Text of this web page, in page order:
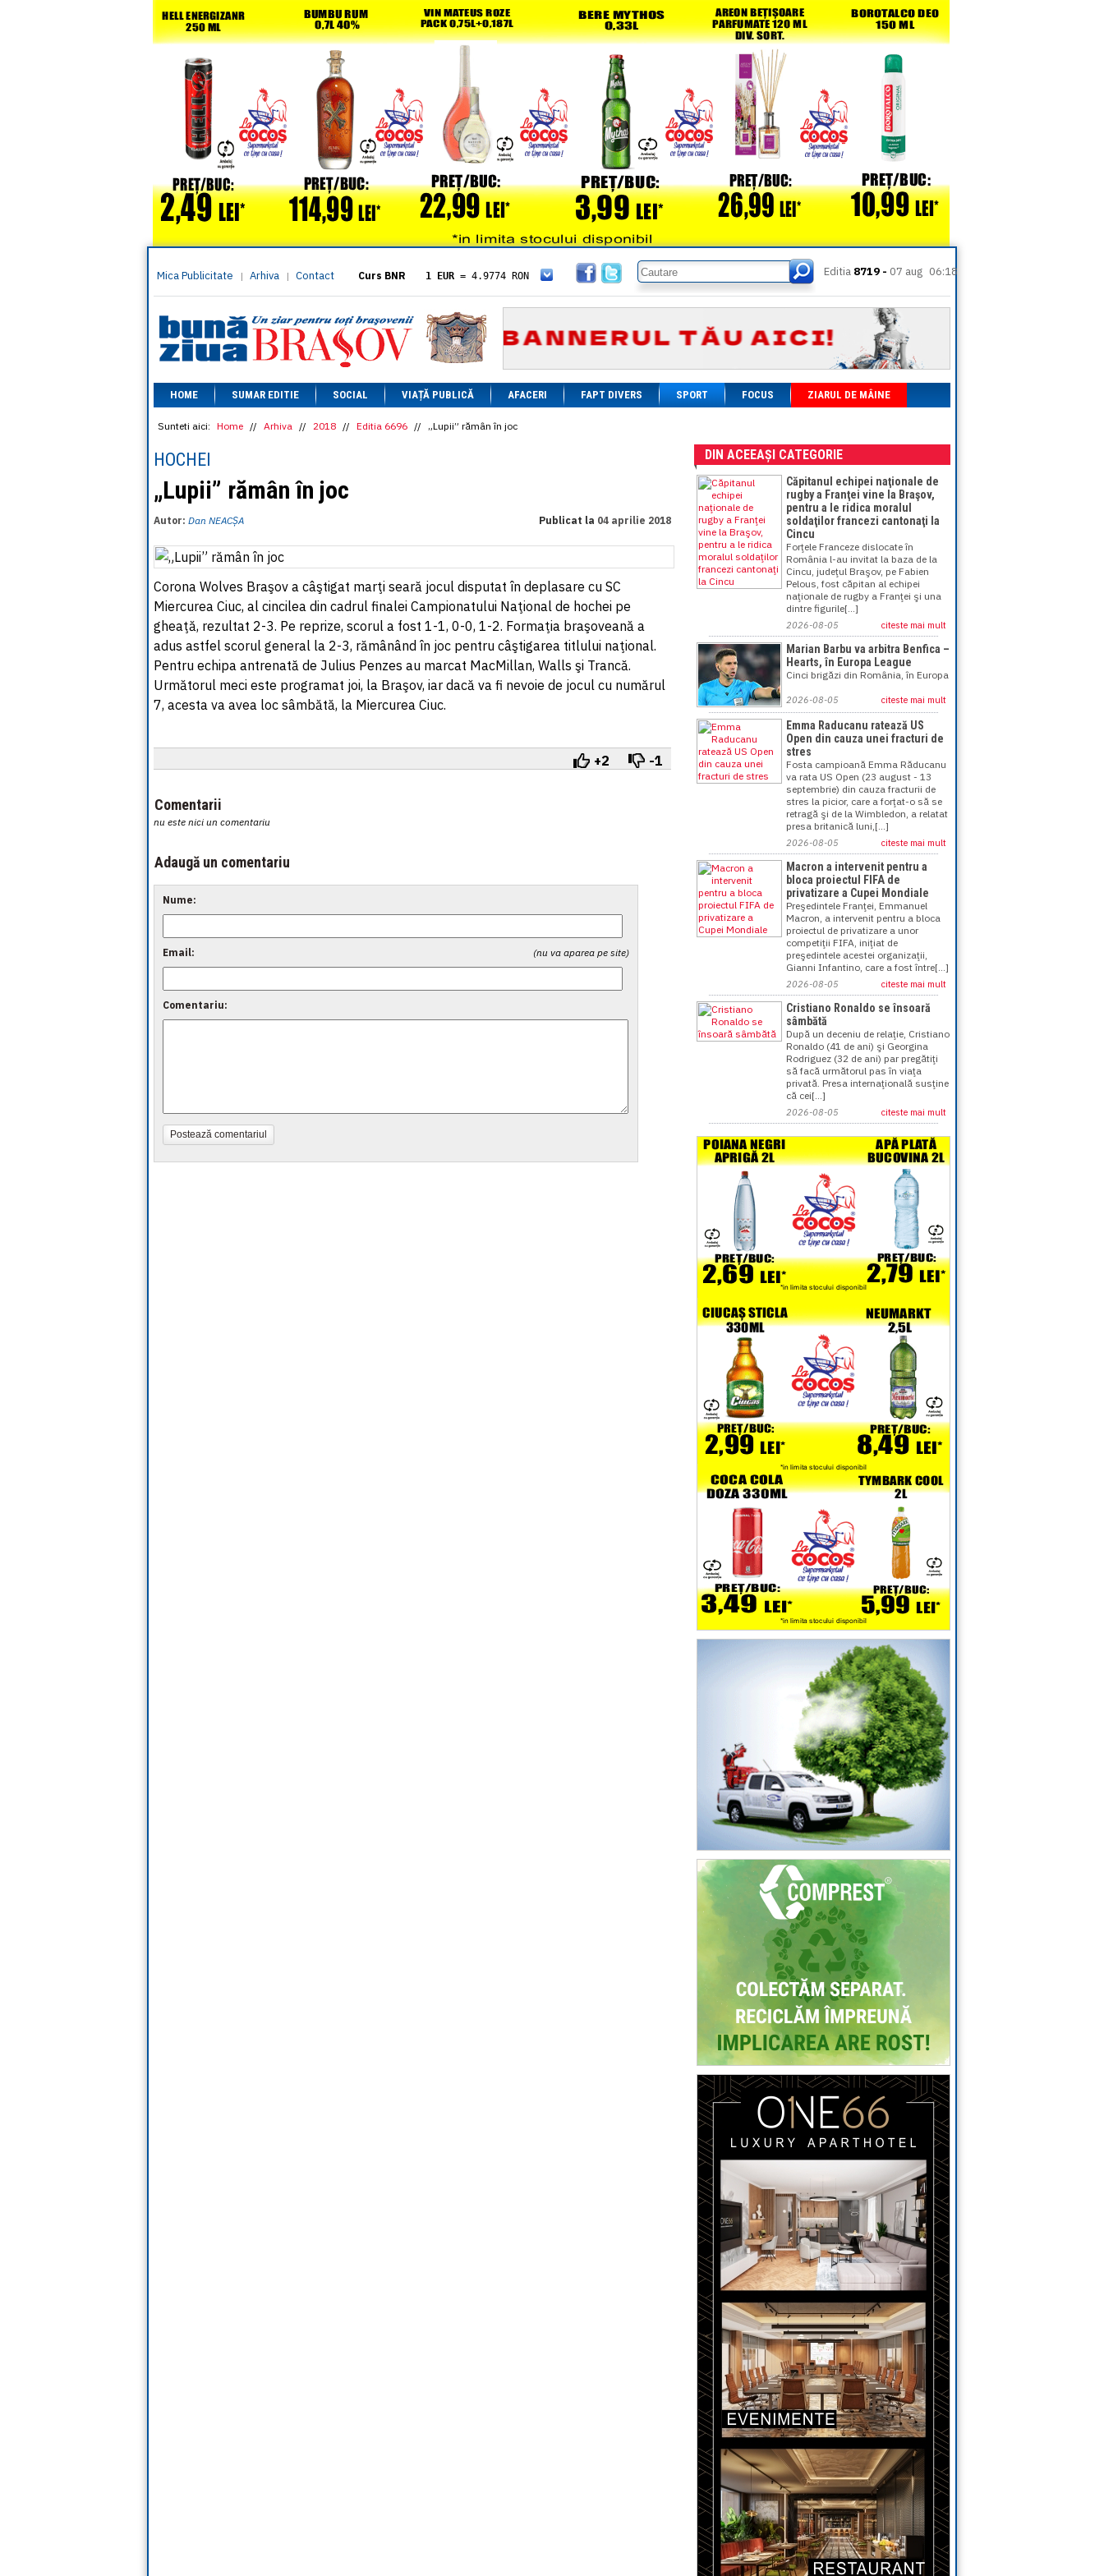
Mica Publicitate | Arhiva | Contact Curs BNR 1 EUR = 4.9774 RON
= 5.8304 RON
1 XAU= 464.4611 RON
1 AED= 1.1933 RON
1 AUD= 2.7957 RON
1 BGN= 2.5449 RON
1 CAD= 3.1559 RON
1 CHF= 5.2813 RON
1 CNY= 0.6015 RON
1 NOK= 0.4191 RON
1 NZD
= 2.6097 RON
1 PLN = 1.1646 RON
1 RSD
= 0.0425 RON
1 RUB= 0.0530 RON
1 SEK = 0.4526 RON
1 TRY = 0.1141 RON
1 XDR= 5.9383 RON
1 ZAR
Editia 8719 - 07 aug 06:18
HOME SUMAR EDITIE SOCIAL VIAȚĂ PUBLICĂ AFACERI FAPT DIVERS SPORT FOCUS ZIARUL DE MÂINE
Sunteti aici: Home // Arhiva // 2018 // Editia 6696 // „Lupii” rămân în joc
HOCHEI
„Lupii” rămân în joc
Autor: Dan NEACȘA Publicat la 04 aprilie 2018
Corona Wolves Braşov a câştigat marţi seară jocul disputat în deplasare cu SC
Miercurea Ciuc, al cincilea din cadrul finalei Campionatului Naţional de hochei pe
gheaţă, rezultat 2-3. Pe reprize, scorul a fost 1-1, 0-0, 1-2. Formaţia braşoveană a
adus astfel scorul general la 2-3, rămânând în joc pentru câştigarea titlului naţional.
Pentru echipa antrenată de Julius Penzes au marcat MacMillan, Walls şi Trancă.
Următorul meci este programat joi, la Braşov, iar dacă va fi nevoie de jocul cu numărul
7, acesta va avea loc sâmbătă, la Miercurea Ciuc.
+2 -1
Comentarii
nu este nici un comentariu
Adaugă un comentariu
Nume:
(nu va aparea pe site)
Email:
Comentariu:
Postează comentariul
DIN ACEEAȘI CATEGORIE
Căpitanul echipei naţionale de
rugby a Franţei vine la Braşov,
pentru a le ridica moralul
soldaţilor francezi cantonaţi la
Cincu
Forţele Franceze dislocate în
România l-au invitat la baza de la
Cincu, judeţul Braşov, pe Fabien
Pelous, fost căpitan al echipei
naţionale de rugby a Franţei şi una
dintre figurile[...]
2026-08-05 citeste mai mult
Marian Barbu va arbitra Benfica –
Hearts, în Europa League
Cinci brigăzi din România, în Europa
2026-08-05 citeste mai mult
Emma Raducanu ratează US
Open din cauza unei fracturi de
stres
Fosta campioană Emma Răducanu
va rata US Open (23 august - 13
septembrie) din cauza fracturii de
stres la picior, care a forţat-o să se
retragă şi de la Wimbledon, a relatat
presa britanică luni,[...]
2026-08-05 citeste mai mult
Macron a intervenit pentru a
bloca proiectul FIFA de
privatizare a Cupei Mondiale
Preşedintele Franţei, Emmanuel
Macron, a intervenit pentru a bloca
proiectul de privatizare a unor
competiţii FIFA, iniţiat de
preşedintele acestei organizaţii,
Gianni Infantino, care a fost între[...]
2026-08-05 citeste mai mult
Cristiano Ronaldo se însoară
sâmbătă
După un deceniu de relaţie, Cristiano
Ronaldo (41 de ani) şi Georgina
Rodriguez (32 de ani) par pregătiţi
să facă următorul pas în viaţa
privată. Presa internaţională susţine
că cei[...]
2026-08-05 citeste mai mult